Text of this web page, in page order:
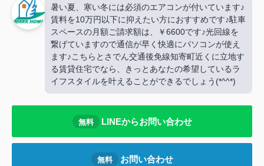
暑い夏、寒い冬には必須のエアコンが付いています♪
賃料を10万円以下に抑えたい方におすすめです♪駐車
スペースの月額ご請求額は、￥6600です♪光回線を
繋げていますので通信が早く快適にパソコンが使え
ます♪こちらとさでん交通後免線知寄町近くに立地す
る賃貸住宅でなら、きっとあなたの希望しているラ
イフスタイルを叶えることができるでしょう(*^^*)
無料 LINEからお問い合わせ
無料 お問い合わせ